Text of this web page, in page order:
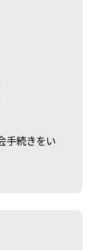
手続きをい